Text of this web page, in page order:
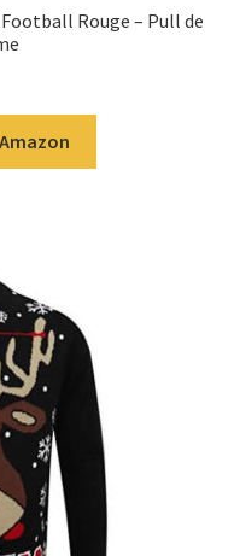
Rouge – Pull de